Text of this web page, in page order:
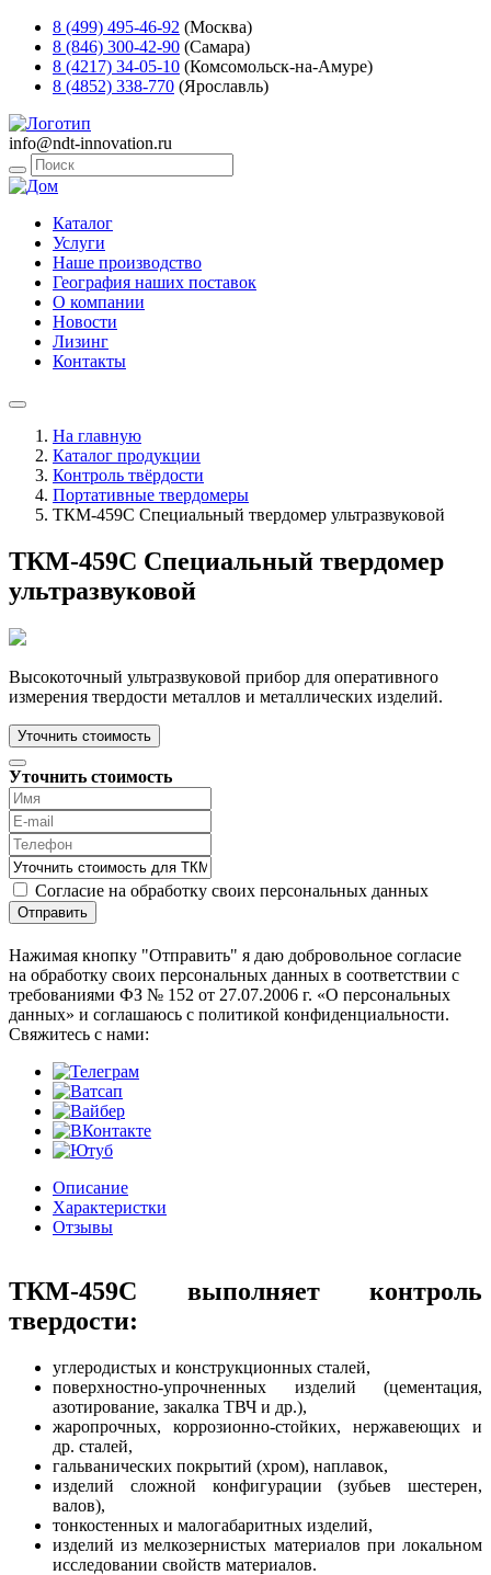
8 (499) 495-46-92 (Москва)
8 (846) 300-42-90 (Самара)
8 (4217) 34-05-10 (Комсомольск-на-Амуре)
8 (4852) 338-770 (Ярославль)
info@ndt-innovation.ru
Каталог
Услуги
Наше производство
География наших поставок
О компании
Новости
Лизинг
Контакты
На главную
Каталог продукции
Контроль твёрдости
Портативные твердомеры
ТКМ-459C Специальный твердомер ультразвуковой
ТКМ-459C Специальный твердомер
ультразвуковой
Высокоточный ультразвуковой прибор для оперативного
измерения твердости металлов и металлических изделий.
Уточнить стоимость
Уточнить стоимость
Согласие на обработку своих персональных данных
Отправить
Нажимая кнопку "Отправить" я даю добровольное согласие
на обработку своих персональных данных в соответствии с
требованиями ФЗ № 152 от 27.07.2006 г. «О персональных
данных» и соглашаюсь с политикой конфиденциальности.
Cвяжитесь с нами:
Описание
Характеристки
Отзывы
ТКМ-459С выполняет контроль
твердости:
углеродистых и конструкционных сталей,
поверхностно-упрочненных изделий (цементация,
азотирование, закалка ТВЧ и др.),
жаропрочных, коррозионно-стойких, нержавеющих и
др. сталей,
гальванических покрытий (хром), наплавок,
изделий сложной конфигурации (зубьев шестерен,
валов),
тонкостенных и малогабаритных изделий,
изделий из мелкозернистых материалов при локальном
исследовании свойств материалов.